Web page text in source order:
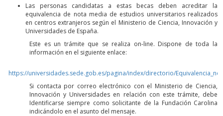
Las personas candidatas a estas becas deben acreditar la
equivalencia de nota media de estudios universitarios realizados
en centros extranjeros según el Ministerio de Ciencia, Innovación y
Universidades de España.
Este es un trámite que se realiza on-line. Dispone de toda la
información en el siguiente enlace:
https://universidades.sede.gob.es/pagina/index/directorio/
Si contacta por correo electrónico con el Ministerio de Ciencia,
Innovación y Universidades en relación con este trámite, debe
Identificarse siempre como solicitante de la Fundación Carolina
indicándolo en el asunto del mensaje.